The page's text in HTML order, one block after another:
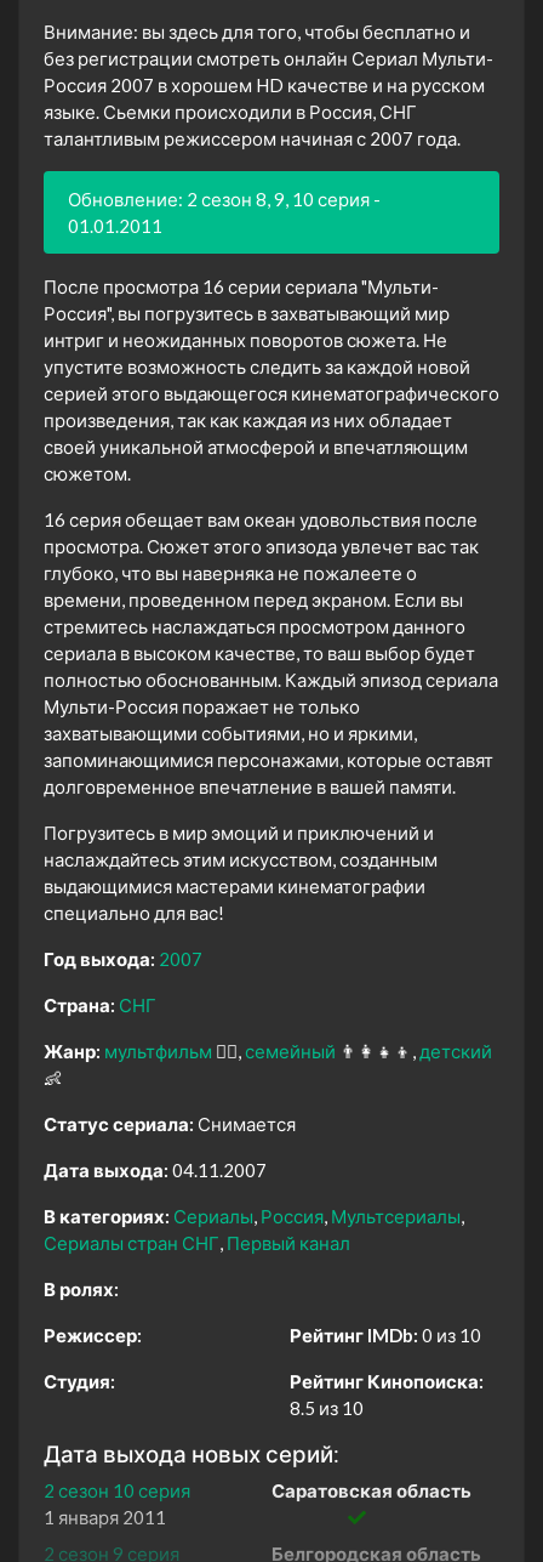
Внимание: вы здесь для того, чтобы бесплатно и
без регистрации смотреть онлайн Сериал Мульти-
Россия 2007 в хорошем HD качестве и на русском
языке. Сьемки происходили в Россия, СНГ
талантливым режиссером начиная с 2007 года.
Обновление: 2 сезон 8, 9, 10 серия -
01.01.2011
После просмотра 16 серии сериала "Мульти-
Россия", вы погрузитесь в захватывающий мир
интриг и неожиданных поворотов сюжета. Не
упустите возможность следить за каждой новой
серией этого выдающегося кинематографического
произведения, так как каждая из них обладает
своей уникальной атмосферой и впечатляющим
сюжетом.
16 серия обещает вам океан удовольствия после
просмотра. Сюжет этого эпизода увлечет вас так
глубоко, что вы наверняка не пожалеете о
времени, проведенном перед экраном. Если вы
стремитесь наслаждаться просмотром данного
сериала в высоком качестве, то ваш выбор будет
полностью обоснованным. Каждый эпизод сериала
Мульти-Россия поражает не только
захватывающими событиями, но и яркими,
запоминающимися персонажами, которые оставят
долговременное впечатление в вашей памяти.
Погрузитесь в мир эмоций и приключений и
наслаждайтесь этим искусством, созданным
выдающимися мастерами кинематографии
специально для вас!
Год выхода: 2007
Страна: СНГ
Жанр: мультфильм 🧚‍♀️ семейный 👨‍👩‍👧‍👦
детский
👶
Статус сериала: Снимается
Дата выхода: 04.11.2007
В категориях: Сериалы Россия Мультсериалы
Сериалы стран СНГ Первый канал
В ролях:
Режиссер:
Студия:
Рейтинг IMDb: 0 из 10
Рейтинг Кинопоиска:
8.5 из 10
Дата выхода новых серий:
2 сезон 10 серия
Саратовская область
1 января 2011
2 сезон 9 серия
Белгородская область